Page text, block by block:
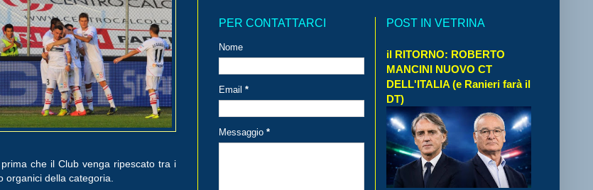
che il Club venga ripescato tra i
della categoria.
PER CONTATTARCI
Nome
Email *
Messaggio *
POST IN VETRINA
il RITORNO: ROBERTO
MANCINI NUOVO CT
DELL'ITALIA (e Ranieri farà il
DT)